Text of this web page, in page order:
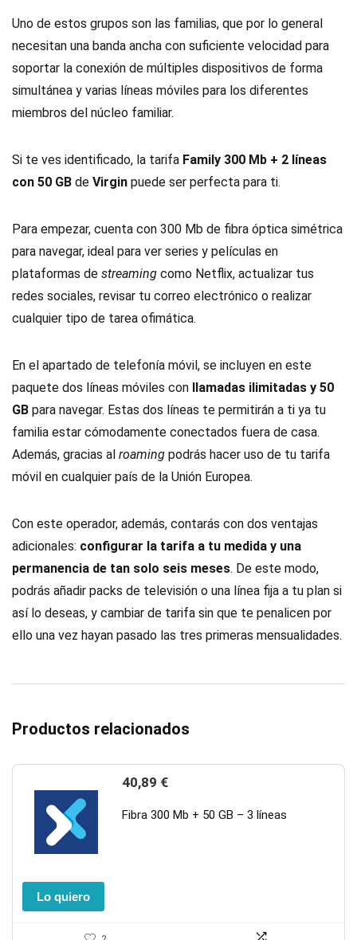
Uno de estos grupos son las familias, que por lo general
necesitan una banda ancha con suficiente velocidad para
soportar la conexión de múltiples dispositivos de forma
simultánea y varias líneas móviles para los diferentes
miembros del núcleo familiar.
Si te ves identificado, la tarifa Family 300 Mb + 2 líneas
con 50 GB de Virgin puede ser perfecta para ti.
Para empezar, cuenta con 300 Mb de fibra óptica simétrica
para navegar, ideal para ver series y películas en
plataformas de streaming como Netflix, actualizar tus
redes sociales, revisar tu correo electrónico o realizar
cualquier tipo de tarea ofimática.
En el apartado de telefonía móvil, se incluyen en este
paquete dos líneas móviles con llamadas ilimitadas y 50
GB para navegar. Estas dos líneas te permitirán a ti ya tu
familia estar cómodamente conectados fuera de casa.
Además, gracias al roaming podrás hacer uso de tu tarifa
móvil en cualquier país de la Unión Europea.
Con este operador, además, contarás con dos ventajas
adicionales: configurar la tarifa a tu medida y una
permanencia de tan solo seis meses. De este modo,
podrás añadir packs de televisión o una línea fija a tu plan si
así lo deseas, y cambiar de tarifa sin que te penalicen por
ello una vez hayan pasado las tres primeras mensualidades.
Productos relacionados
40,89 €
Fibra 300 Mb + 50 GB – 3 líneas
Lo quiero